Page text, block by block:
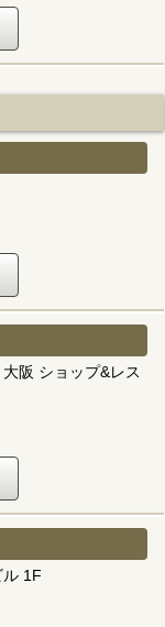
阪 ショップ&レス
1F